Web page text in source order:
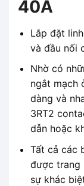
40A
Lắp đặt
và đầu nối
Nhờ có
ngắt mạch
dàng và
3RT2
dẫn hoặc
Tất cả các
được trang
sự khác